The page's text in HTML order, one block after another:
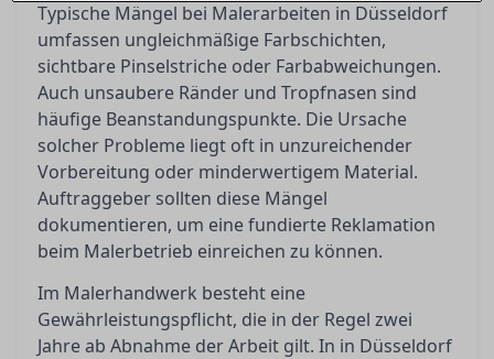
Typische Mängel bei Malerarbeiten in Düsseldorf
umfassen ungleichmäßige Farbschichten,
sichtbare Pinselstriche oder Farbabweichungen.
Auch unsaubere Ränder und Tropfnasen sind
häufige Beanstandungspunkte. Die Ursache
solcher Probleme liegt oft in unzureichender
Vorbereitung oder minderwertigem Material.
Auftraggeber sollten diese Mängel
dokumentieren, um eine fundierte Reklamation
beim Malerbetrieb einreichen zu können.
Im Malerhandwerk besteht eine
Gewährleistungspflicht, die in der Regel zwei
Jahre ab Abnahme der Arbeit gilt. In in Düsseldorf